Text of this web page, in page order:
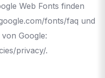
Web Fonts finden
fonts/faq und
Google:
privacy/.